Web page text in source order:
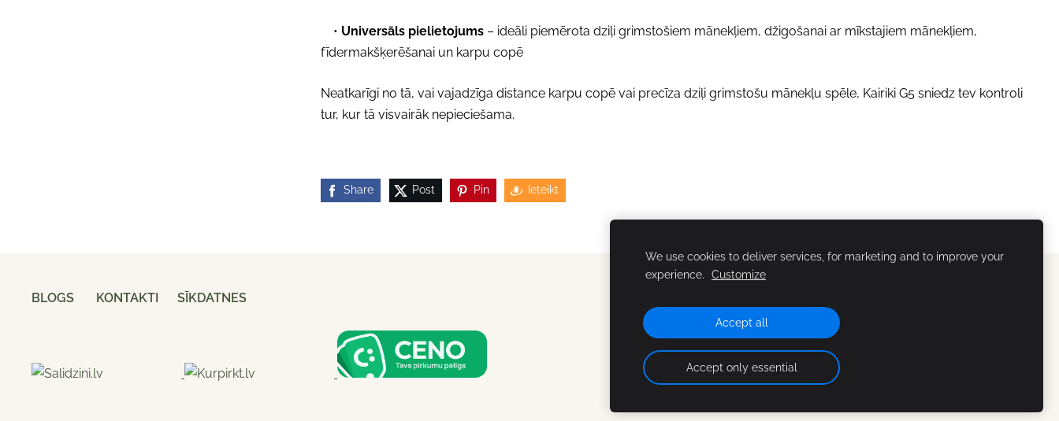
• Universāls pielietojums– ideāli piemērota dziļi grimstošiem mānekļiem, džigošanai ar mīkstajiem mānekļiem,
fīdermakšķerēšanai un karpu copē
Neatkarīgi no tā, vai vajadzīga distance karpu copē vai precīza dziļi grimstošu mānekļu spēle, Kairiki G5 sniedz tev kontroli
tur, kur tā visvairāk nepieciešama.
Share Post Pin Ieteikt
BLOGS KONTAKTI SĪKDATNES
We use cookies to deliver services, for marketing and to improve your
experience. Customize
Accept all
Accept only essential